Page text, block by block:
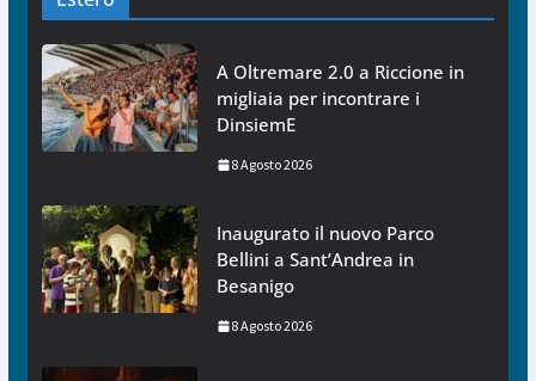
A Oltremare 2.0 a Riccione in
migliaia per incontrare i
DinsiemE
8 Agosto 2026
Inaugurato il nuovo Parco
Bellini a Sant’Andrea in
Besanigo
8 Agosto 2026